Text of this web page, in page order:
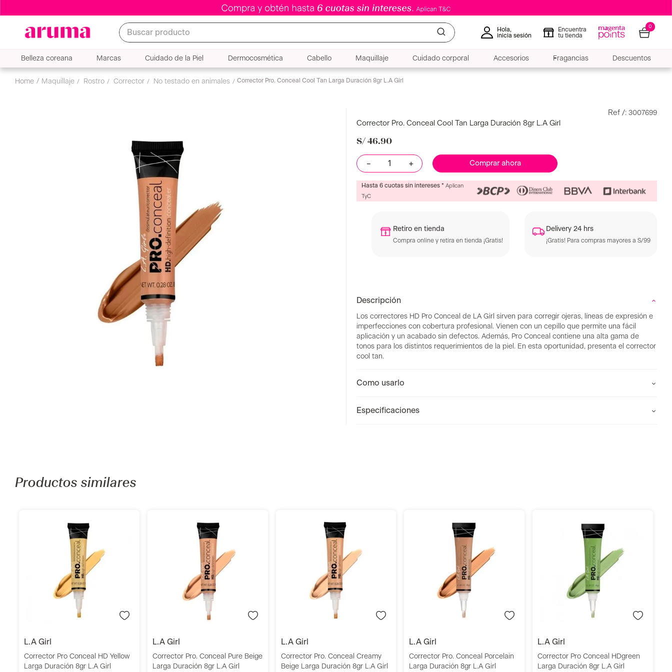
Buscar producto
Hola,
inicia sesión
Encuentra
tu tienda
0
Belleza coreana Marcas Cuidado de la Piel Dermocosmética Cabello Maquillaje Cuidado corporal Accesorios Fragancias Descuentos
maquillaje rostro corrector Corrector Pro. Conceal Cool Tan Larga Duración 8gr L.A Girl
: 3007699
Corrector Pro. Conceal Cool Tan Larga Duración 8gr L.A Girl
S/ 46.90
Color Cool Tan
＋
－ Comprar ahora
Descripción
Los correctores HD Pro Conceal de LA Girl sirven para corregir ojeras, líneas de expresión e
tonos para los distintos requerimientos de la piel. En esta oportunidad, presenta el corrector
Productos similares
Añadir Añadir Añadir Añadir Añadir